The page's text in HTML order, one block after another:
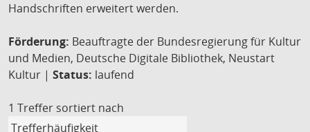
Handschriften erweitert werden.
Förderung: Beauftragte der Bundesregierung für Kultur
und Medien, Deutsche Digitale Bibliothek, Neustart
Kultur | Status: laufend
1 Treffer sortiert nach